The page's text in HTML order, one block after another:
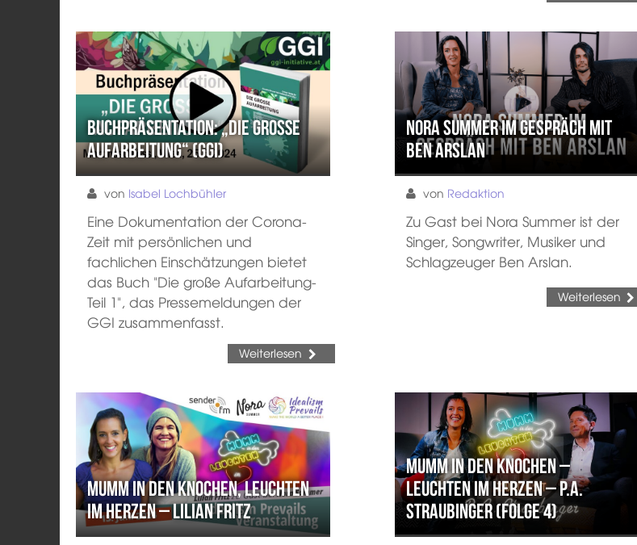
Buchpräsentation: „Die große
Aufarbeitung“ (GGI)
von Isabel Lochbühler
Eine Dokumentation der Corona-
Zeit mit persönlichen und
fachlichen Einschätzungen bietet
das Buch "Die große Aufarbeitung-
Teil 1", das Pressemeldungen der
GGI zusammenfasst.
Weiterlesen
Nora Summer im Gespräch mit
Ben Arslan
von Redaktion
Zu Gast bei Nora Summer ist der
Singer, Songwriter, Musiker und
Schlagzeuger Ben Arslan.
Weiterlesen
Mumm in den Knochen, Leuchten
im Herzen – Lilian Fritz
MUMM in den KNOCHEN –
LEUCHTEN im HERZEN – P.A.
Straubinger (Folge 4)